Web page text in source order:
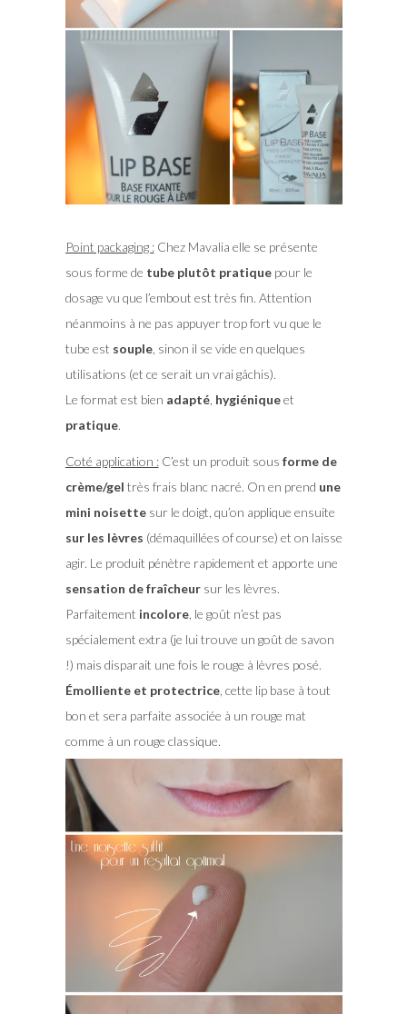
Point packaging :Chez Mavalia elle se présente
sous forme de tube plutôt pratiquepour le
dosage vu que l’embout est très fin. Attention
néanmoins à ne pas appuyer trop fort vu que le
tube est souple, sinon il se vide en quelques
utilisations (et ce serait un vrai gâchis).
Le format est bien adapté, hygiéniqueet
pratique.
Coté application :C’est un produit sous forme de
crème/gel très frais blanc nacré. On en prend une
mini noisettesur le doigt, qu’on applique ensuite
sur les lèvres (démaquillées of course) et on laisse
agir. Le produit pénètre rapidement et apporte une
sensation de fraîcheursur les lèvres.
Parfaitement incolore, le goût n’est pas
spécialement extra (je lui trouve un goût de savon
!) mais disparait une fois le rouge à lèvres posé.
Émolliente et protectrice, cette lip base à tout
bon et sera parfaite associée à un rouge mat
comme à un rouge classique.